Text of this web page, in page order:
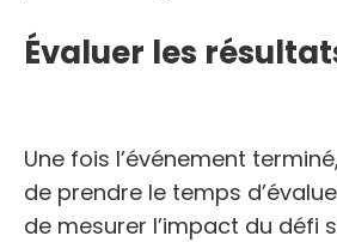
Évaluer les
Une fois l’événement
de prendre le temps
de mesurer l’impact du défi